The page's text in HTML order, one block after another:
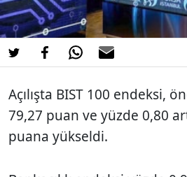
Açılışta BIST 100 endeksi,
79,27 puan ve yüzde 0,80
puana yükseldi.